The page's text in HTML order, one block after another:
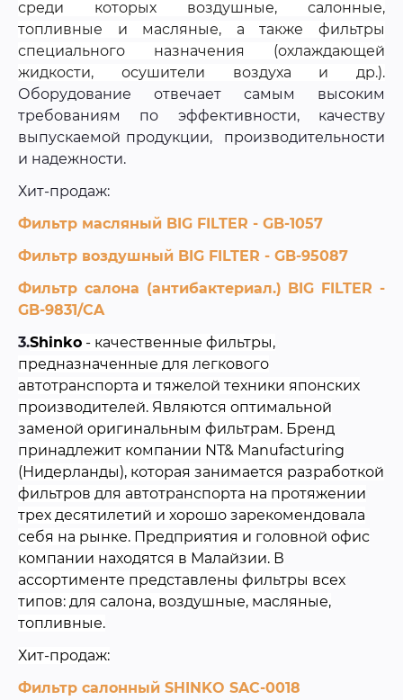
среди которых воздушные, салонные,
топливные и масляные, а также фильтры
специального назначения (охлаждающей
жидкости, осушители воздуха и др.).
Оборудование отвечает самым высоким
требованиям по эффективности, качеству
выпускаемой продукции, производительности
и надежности.
Хит-продаж:
Фильтр масляный BIG FILTER - GB-1057
Фильтр воздушный BIG FILTER - GB-95087
Фильтр салона (антибактериал.) BIG FILTER -
GB-9831/CA
3.Shinko - качественные фильтры,
предназначенные для легкового
автотранспорта и тяжелой техники японских
производителей. Являются оптимальной
заменой оригинальным фильтрам. Бренд
принадлежит компании NT& Manufacturing
(Нидерланды), которая занимается разработкой
фильтров для автотранспорта на протяжении
трех десятилетий и хорошо зарекомендовала
себя на рынке. Предприятия и головной офис
компании находятся в Малайзии. В
ассортименте представлены фильтры всех
типов: для салона, воздушные, масляные,
топливные.
Хит-продаж:
Фильтр салонный SHINKO SAC-0018